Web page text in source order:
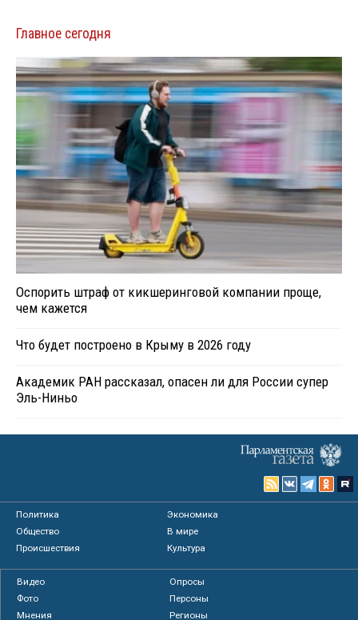
Главное сегодня
Оспорить штраф от кикшеринговой компании проще,
чем кажется
Что будет построено в Крыму в 2026 году
Академик РАН рассказал, опасен ли для России супер
Эль-Ниньо
Политика
Экономика
Общество
В мире
Происшествия
Культура
Видео
Опросы
Фото
Персоны
Мнения
Регионы